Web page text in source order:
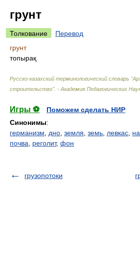
грунт
Толкование
Перевод
грунт
топырақ
Русско-казахский терминологический словарь
строительство". - Академия Педагогических
Игры ⚽
Поможем сделать НИР
Синонимы:
германизм
дно земля земь левкас
почва
реголит, фон
грузопотоки